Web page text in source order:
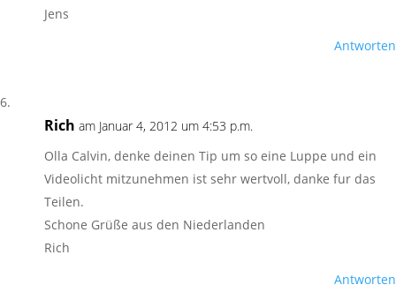
Jens
Antworten
Rich am Januar 4, 2012 um 4:53 p.m.
Olla Calvin, denke deinen Tip um so eine Luppe und ein
Videolicht mitzunehmen ist sehr wertvoll, danke fur das
Teilen.
Schone Grüße aus den Niederlanden
Rich
Antworten